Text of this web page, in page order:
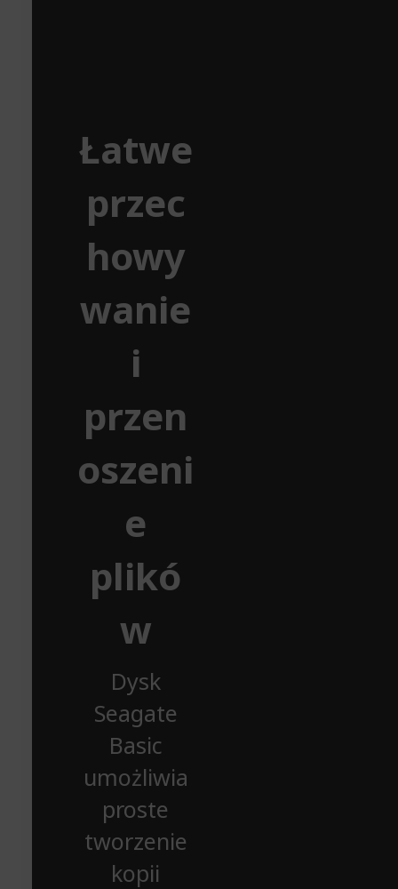
Łatwe
przec
howy
wanie
i
przen
oszeni
e
plikó
w
Dysk
Seagate
Basic
umożliwia
proste
tworzenie
kopii